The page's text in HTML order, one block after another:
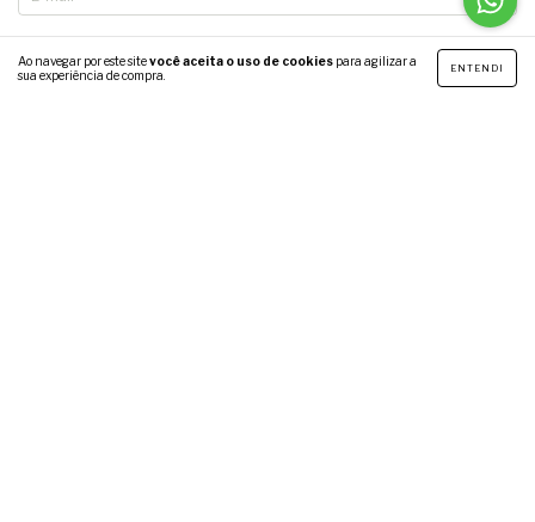
Ao navegar por este sitevocê aceita o uso de cookies para agilizar a
sua experiência de compra.
ENTENDI